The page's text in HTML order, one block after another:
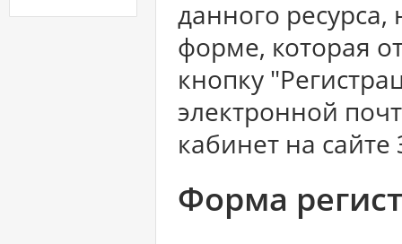
данного
форме, которая
кнопку
электронной
кабинет на
Форма